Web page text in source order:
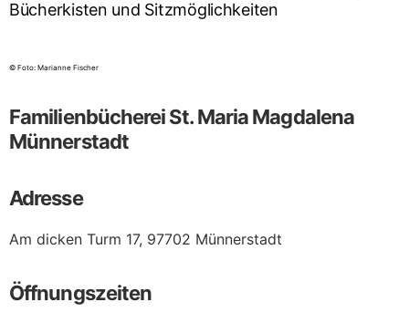
© Foto: Marianne Fischer
Familienbücherei St. Maria Magdalena
Münnerstadt
Adresse
Am dicken Turm 17, 97702 Münnerstadt
Öffnungszeiten